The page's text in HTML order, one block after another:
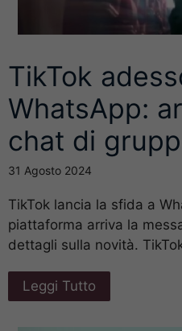
TikTok
WhatsApp:
chat di
31 Agosto 2024
TikTok lancia la sfida a
piattaforma arriva la
dettagli sulla novità.
Leggi Tutto